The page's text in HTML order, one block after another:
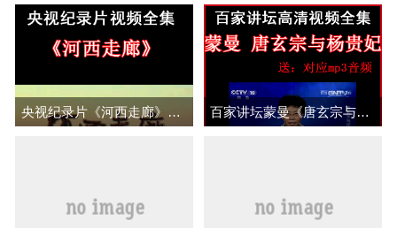
央视纪录片《河西走廊》视频全集百度网盘下载 百家讲坛蒙曼《唐玄宗与杨贵妃》视频和音频全集百度网盘下载